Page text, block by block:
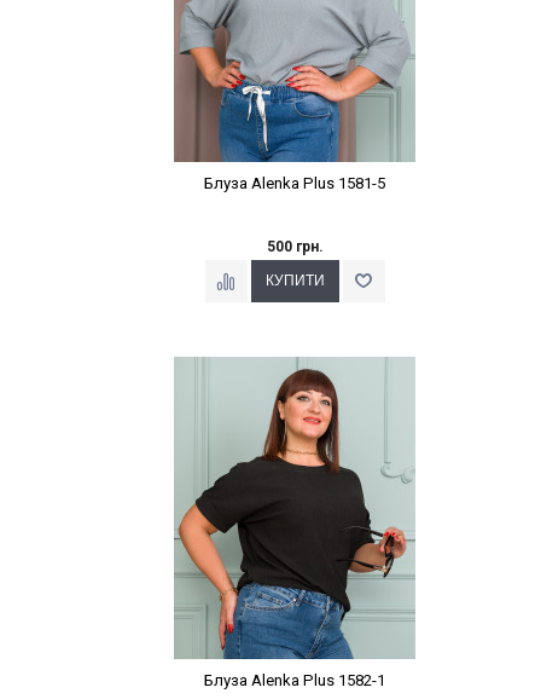
Блуза Alenka Plus 1581-5
500 грн.
Блуза Alenka Plus 1582-1